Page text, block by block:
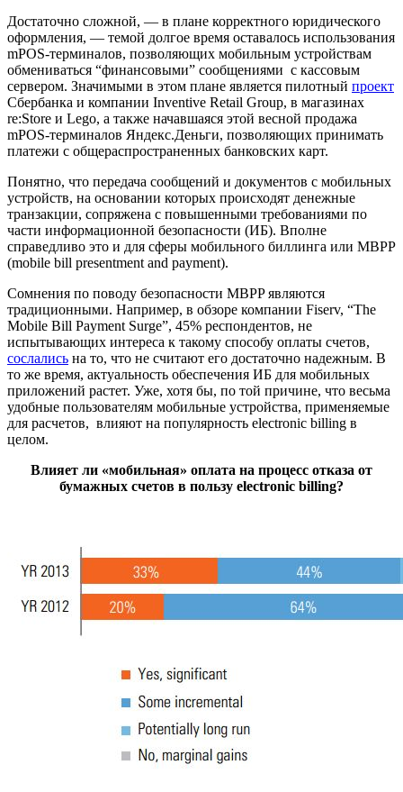
Достаточно сложной, — в плане корректного юридического
оформления, — темой долгое время оставалось использования
mPOS-терминалов, позволяющих мобильным устройствам
обмениваться “финансовыми” сообщениями с кассовым
сервером. Значимыми в этом плане является пилотный проект
Сбербанка и компании Inventive Retail Group, в магазинах
re:Store и Lego, а также начавшаяся этой весной продажа
mPOS-терминалов Яндекс.Деньги, позволяющих принимать
платежи с общераспространенных банковских карт.
Понятно, что передача сообщений и документов с мобильных
устройств, на основании которых происходят денежные
транзакции, сопряжена с повышенными требованиями по
части информационной безопасности (ИБ). Вполне
справедливо это и для сферы мобильного биллинга или MBPP
(mobile bill presentment and payment).
Сомнения по поводу безопасности MBPP являются
традиционными. Например, в обзоре компании Fiserv, “The
Mobile Bill Payment Surge”, 45% респондентов, не
испытывающих интереса к такому способу оплаты счетов,
сослались на то, что не считают его достаточно надежным. В
то же время, актуальность обеспечения ИБ для мобильных
приложений растет. Уже, хотя бы, по той причине, что весьма
удобные пользователям мобильные устройства, применяемые
для расчетов, влияют на популярность electronic billing в
целом.
Влияет ли «мобильная» оплата на процесс отказа от
бумажных счетов в пользу electronic billing?